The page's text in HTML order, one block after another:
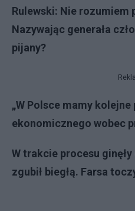
Rulewski: Nie rozumiem
Nazywając generała
pijany?
„W Polsce mamy
ekonomicznego wobec
W trakcie procesu
zgubił biegłą. Farsa